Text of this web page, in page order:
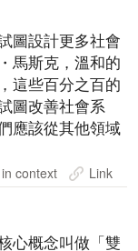
圖設計更多社會
馬斯克，溫和的
這些百分之百的
圖改善社會系
應該從其他領域
context Link
心概念叫做「雙